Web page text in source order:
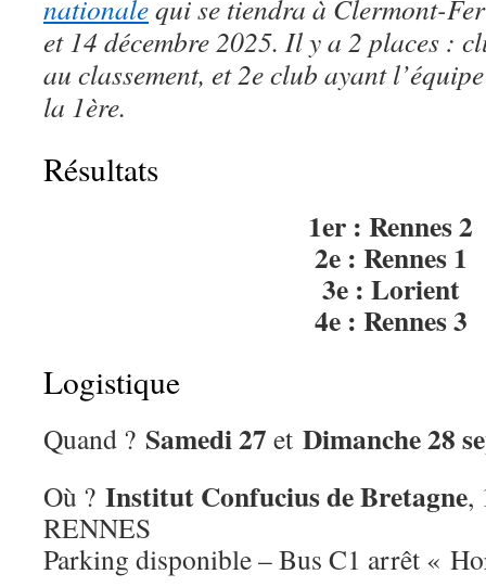
nationalequi se tiendra à Clermont-
et 14 décembre 2025. Il y a 2 places :
au classement, et 2e club ayant
la 1ère.
Résultats
1er : Rennes 2
2e : Rennes 1
3e : Lorient
4e : Rennes 3
Logistique
Quand ? Samedi 27 et Dimanche 28
Où ? Institut Confucius de Bretagne,
RENNES
Parking disponible – Bus C1 arrêt «